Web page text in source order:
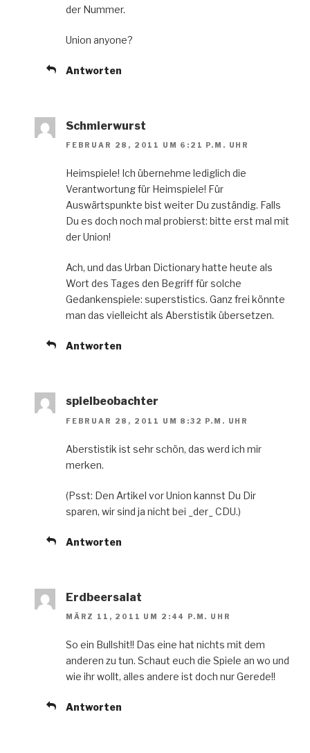
der Nummer.
Union anyone?
Antworten
Schmierwurst
FEBRUAR 28, 2011 UM 6:21 P.M. UHR
Heimspiele! Ich übernehme lediglich die
Verantwortung für Heimspiele! Für
Auswärtspunkte bist weiter Du zuständig. Falls
Du es doch noch mal probierst: bitte erst mal mit
der Union!
Ach, und das Urban Dictionary hatte heute als
Wort des Tages den Begriff für solche
Gedankenspiele: superstistics. Ganz frei könnte
man das vielleicht als Aberstistik übersetzen.
Antworten
spielbeobachter
FEBRUAR 28, 2011 UM 8:32 P.M. UHR
Aberstistik ist sehr schön, das werd ich mir
merken.
(Psst: Den Artikel vor Union kannst Du Dir
sparen, wir sind ja nicht bei _der_ CDU.)
Antworten
Erdbeersalat
MÄRZ 11, 2011 UM 2:44 P.M. UHR
So ein Bullshit!! Das eine hat nichts mit dem
anderen zu tun. Schaut euch die Spiele an wo und
wie ihr wollt, alles andere ist doch nur Gerede!!
Antworten